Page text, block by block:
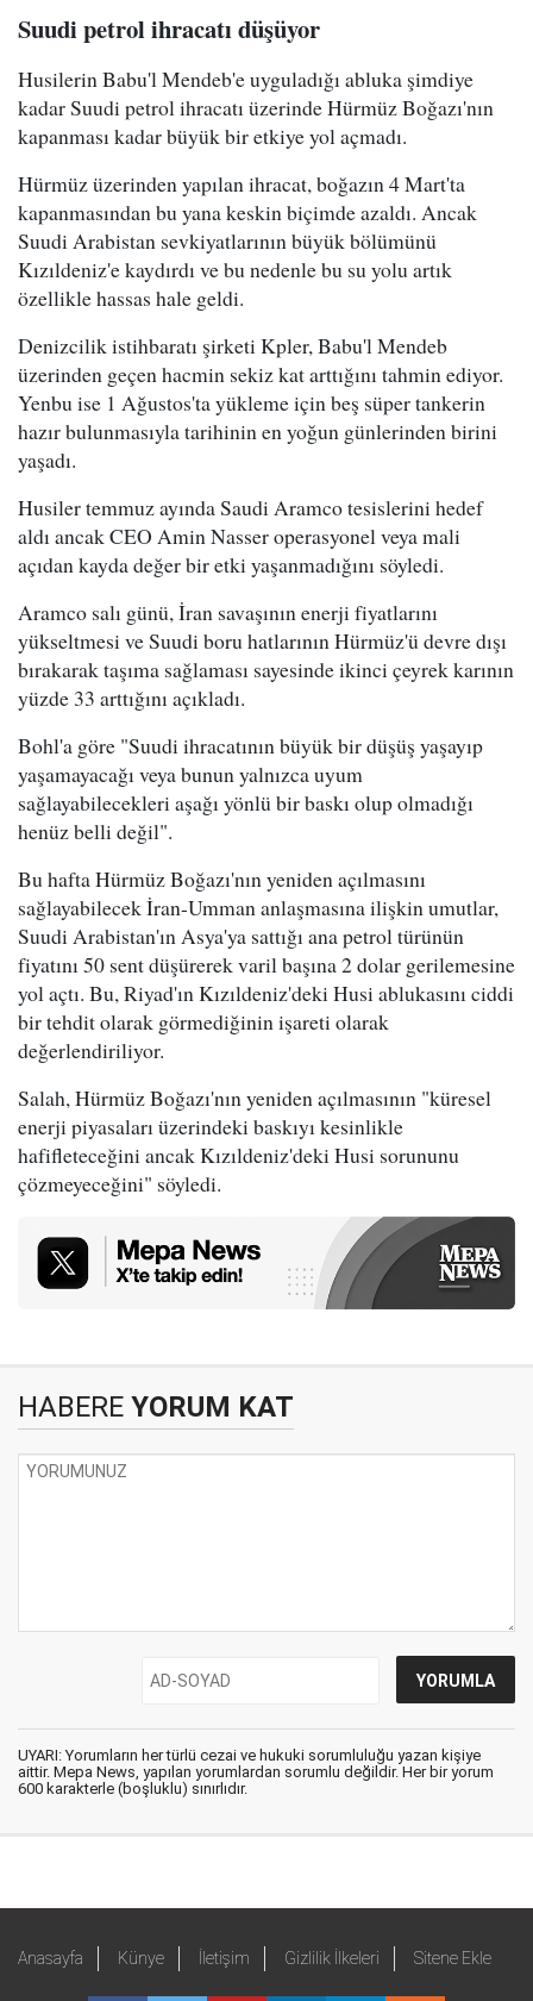
Suudi petrol ihracatı düşüyor
Husilerin Babu'l Mendeb'e uyguladığı abluka şimdiye
kadar Suudi petrol ihracatı üzerinde Hürmüz Boğazı'nın
kapanması kadar büyük bir etkiye yol açmadı.
Hürmüz üzerinden yapılan ihracat, boğazın 4 Mart'ta
kapanmasından bu yana keskin biçimde azaldı. Ancak
Suudi Arabistan sevkiyatlarının büyük bölümünü
Kızıldeniz'e kaydırdı ve bu nedenle bu su yolu artık
özellikle hassas hale geldi.
Denizcilik istihbaratı şirketi Kpler, Babu'l Mendeb
üzerinden geçen hacmin sekiz kat arttığını tahmin ediyor.
Yenbu ise 1 Ağustos'ta yükleme için beş süper tankerin
hazır bulunmasıyla tarihinin en yoğun günlerinden birini
yaşadı.
Husiler temmuz ayında Saudi Aramco tesislerini hedef
aldı ancak CEO Amin Nasser operasyonel veya mali
açıdan kayda değer bir etki yaşanmadığını söyledi.
Aramco salı günü, İran savaşının enerji fiyatlarını
yükseltmesi ve Suudi boru hatlarının Hürmüz'ü devre dışı
bırakarak taşıma sağlaması sayesinde ikinci çeyrek karının
yüzde 33 arttığını açıkladı.
Bohl'a göre "Suudi ihracatının büyük bir düşüş yaşayıp
yaşamayacağı veya bunun yalnızca uyum
sağlayabilecekleri aşağı yönlü bir baskı olup olmadığı
henüz belli değil".
Bu hafta Hürmüz Boğazı'nın yeniden açılmasını
sağlayabilecek İran-Umman anlaşmasına ilişkin umutlar,
Suudi Arabistan'ın Asya'ya sattığı ana petrol türünün
fiyatını 50 sent düşürerek varil başına 2 dolar gerilemesine
yol açtı. Bu, Riyad'ın Kızıldeniz'deki Husi ablukasını ciddi
bir tehdit olarak görmediğinin işareti olarak
değerlendiriliyor.
Salah, Hürmüz Boğazı'nın yeniden açılmasının "küresel
enerji piyasaları üzerindeki baskıyı kesinlikle
hafifleteceğini ancak Kızıldeniz'deki Husi sorununu
çözmeyeceğini" söyledi.
HABERE YORUM KAT
UYARI: Yorumların her türlü cezai ve hukuki sorumluluğu yazan kişiye
aittir. Mepa News, yapılan yorumlardan sorumlu değildir. Her bir yorum
600 karakterle (boşluklu) sınırlıdır.
Anasayfa Künye İletişim Gizlilik İlkeleri Sitene Ekle